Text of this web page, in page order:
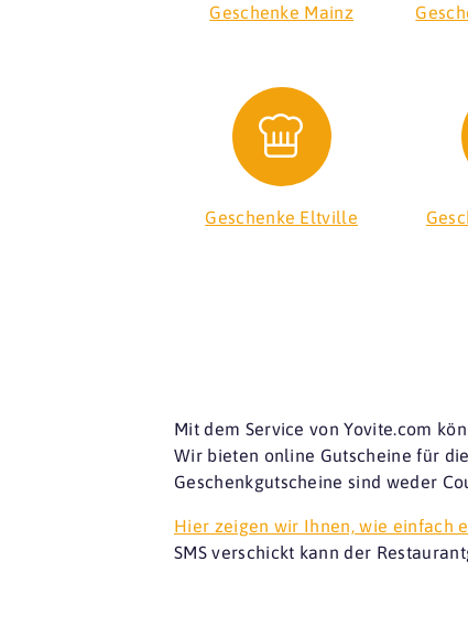
Geschenke Mainz
Geschenke Eltville
Mit dem Service von Yovite.com
Wir bieten online Gutscheine für
Geschenkgutscheine sind weder
Hier zeigen wir Ihnen, wie einfach
SMS verschickt kann der